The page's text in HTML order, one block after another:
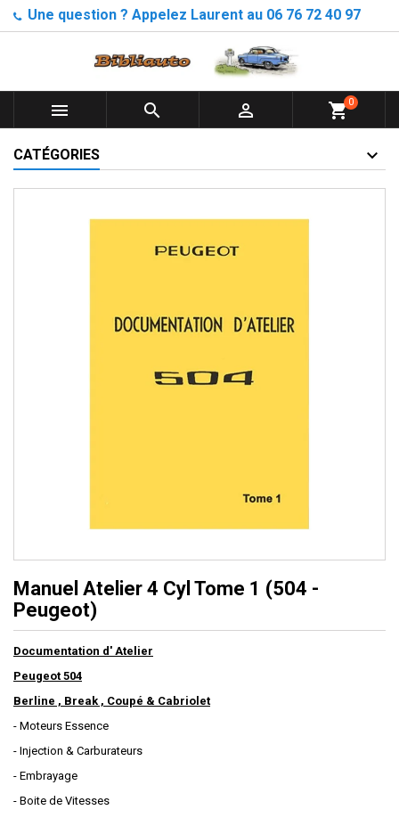
Une question ? Appelez Laurent au 06 76 72 40 97
   shopping_cart0
CATÉGORIES
Manuel Atelier 4 Cyl Tome 1 (504 -
Peugeot)
Documentation d' Atelier
Peugeot 504
Berline , Break , Coupé & Cabriolet
- Moteurs Essence
- Injection & Carburateurs
- Embrayage
- Boite de Vitesses